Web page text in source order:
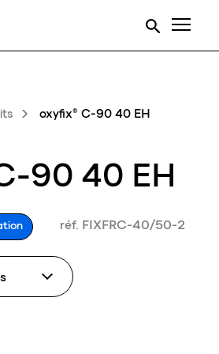
oxyfix® C-90 40 EH
90 40 EH
réf. FIXFRC-40/50-2